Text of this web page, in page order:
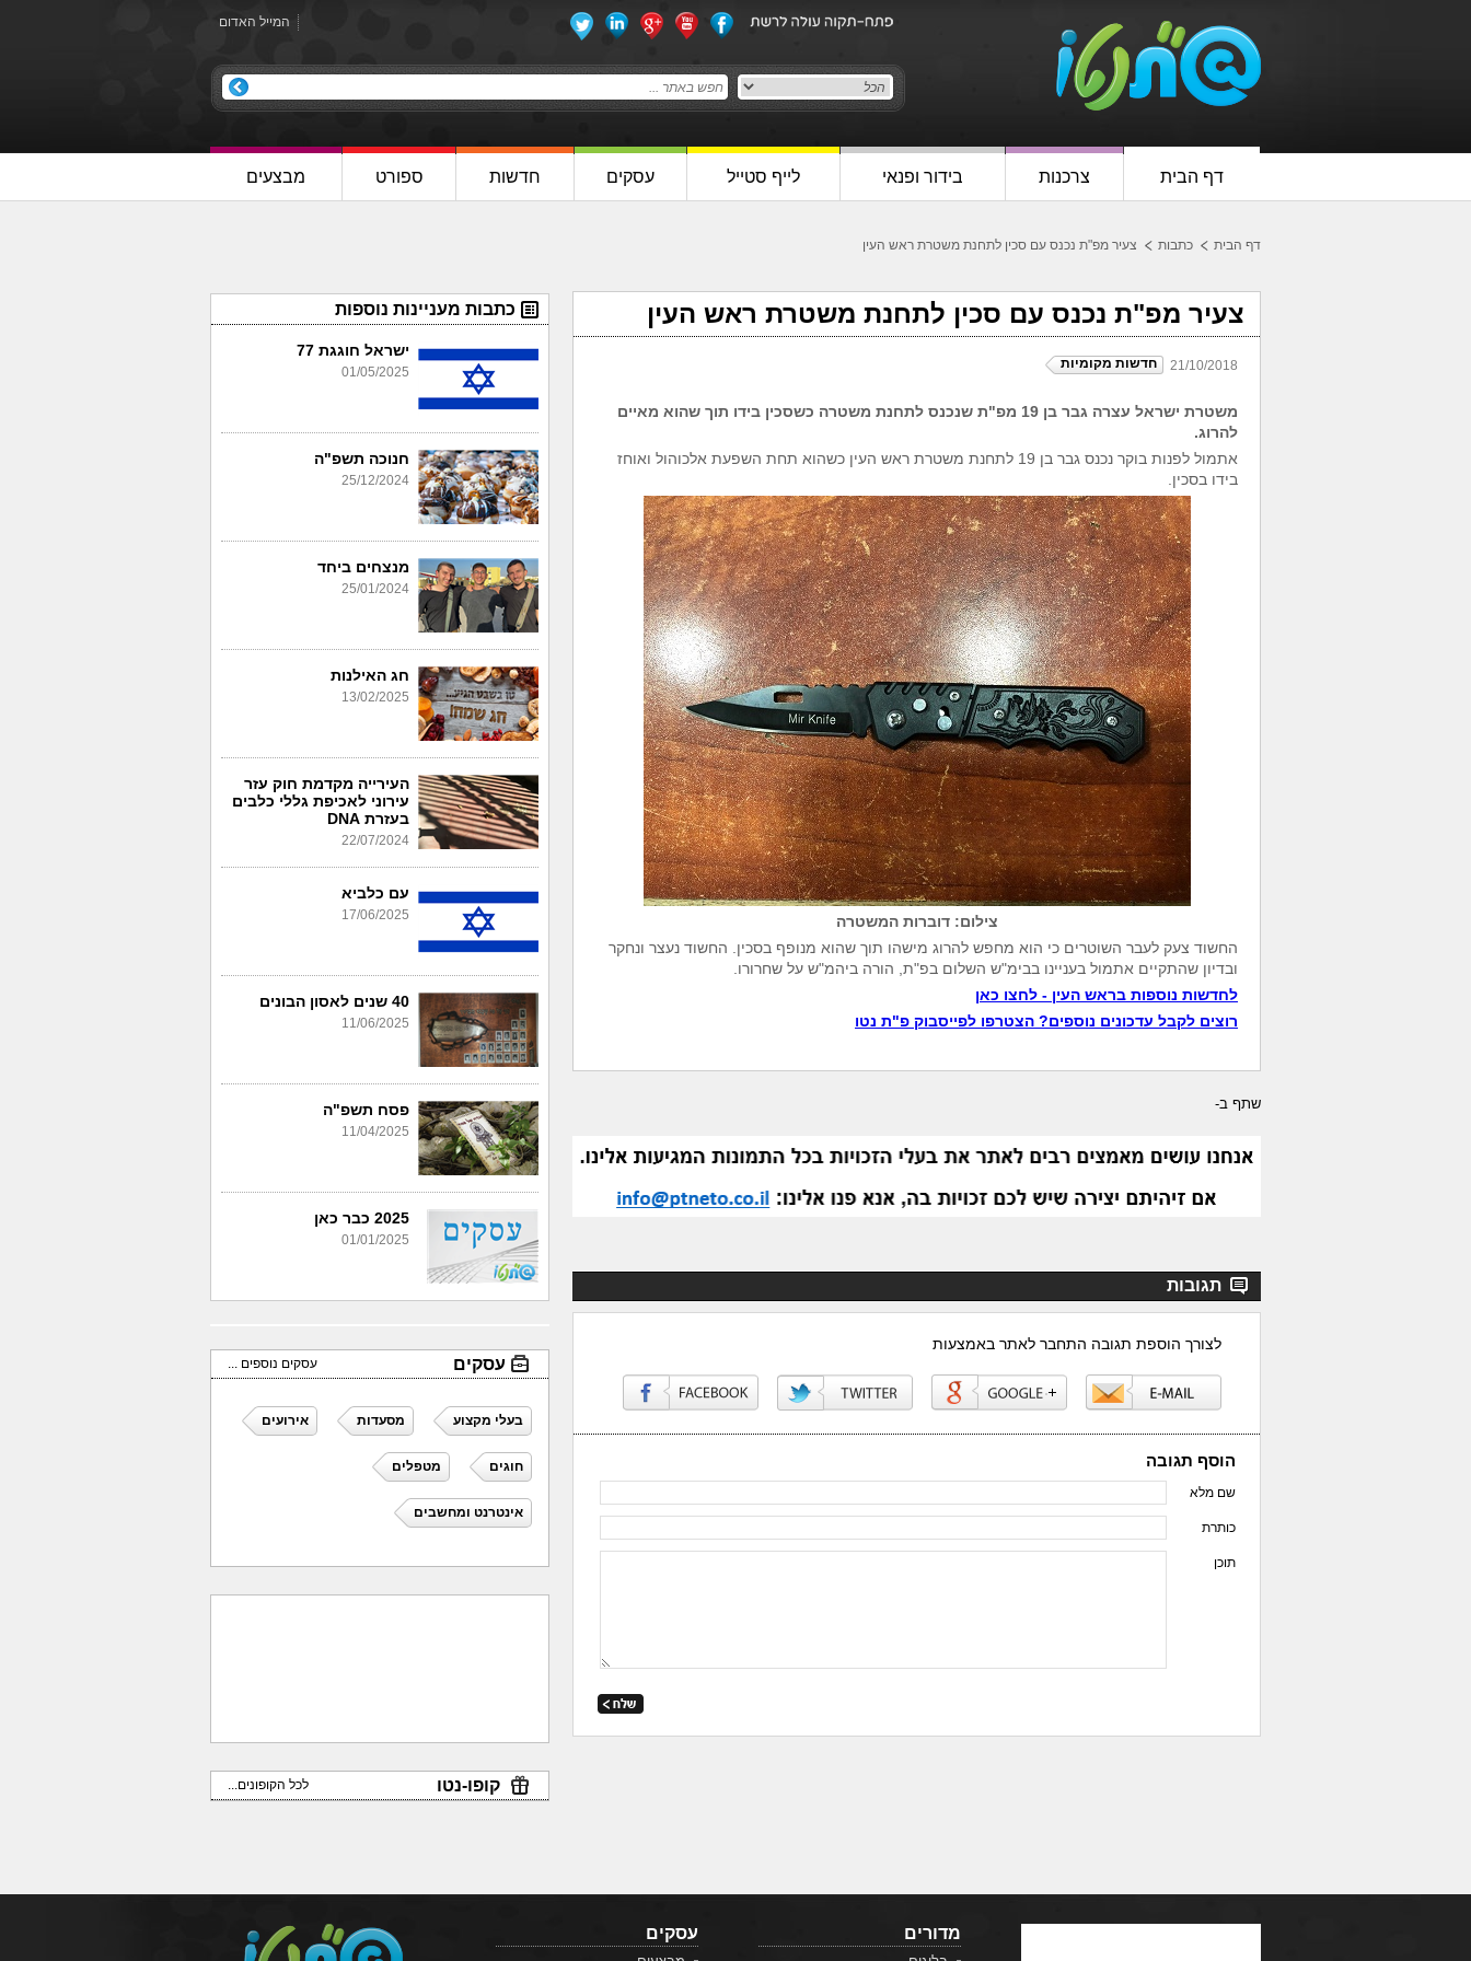
המייל האדום
דף הבית צרכנות בידור ופנאי לייף סטייל עסקים חדשות ספורט מבצעים
דף הבית כתבות צעיר מפ"ת נכנס עם סכין לתחנת משטרת ראש העין
צעיר מפ"ת נכנס עם סכין לתחנת משטרת ראש העין
21/10/2018 חדשות מקומיות
משטרת ישראל עצרה גבר בן 19 מפ"ת שנכנס לתחנת משטרה כשסכין בידו תוך שהוא מאיים
להרוג.
אתמול לפנות בוקר נכנס גבר בן 19 לתחנת משטרת ראש העין כשהוא תחת השפעת אלכוהול ואוחז
בידו בסכין
צילום: דוברות המשטרה
החשוד צעק לעבר השוטרים כי הוא מחפש להרוג מישהו תוך שהוא מנופף בסכין. החשוד נעצר ונחקר
ובדיון שהתקיים אתמול בעניינו בבימ"ש השלום בפ"ת, הורה ביהמ"ש על שחרורו
לחדשות נוספות בראש העין - לחצו כאן
רוצים לקבל עדכונים נוספים? הצטרפו לפייסבוק פ"ת נטו
שתף ב-
תגובות
לצורך הוספת תגובה התחבר לאתר באמצעות
הוסף תגובה
שם מלא
כותרת
תוכן
כתבות מעניינות נוספות
ישראל חוגגת 77
01/05/2025
חנוכה תשפ"ה
25/12/2024
מנצחים ביחד
25/01/2024
חג האילנות
13/02/2025
העירייה מקדמת חוק עזר
עירוני לאכיפת גללי כלבים
בעזרת DNA
22/07/2024
עם כלביא
17/06/2025
40 שנים לאסון הבונים
11/06/2025
פסח תשפ"ה
11/04/2025
2025 כבר כאן
01/01/2025
עסקים עסקים נוספים ...
בעלי מקצוע מסעדות אירועים
חוגים מטפלים
אינטרנט ומחשבים
קופו-נטו לכל הקופונים...
מדורים עסקים